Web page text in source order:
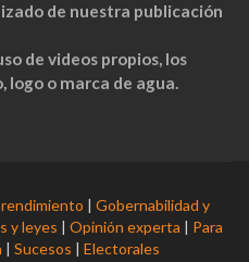
de nuestra publicación
de videos propios, los
logo o marca de agua.
| Gobernabilidad y
y leyes | Opinión experta | Para
| Sucesos | Electorales